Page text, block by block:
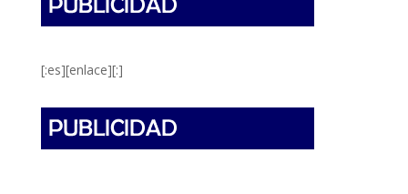
[:es][enlace][:]